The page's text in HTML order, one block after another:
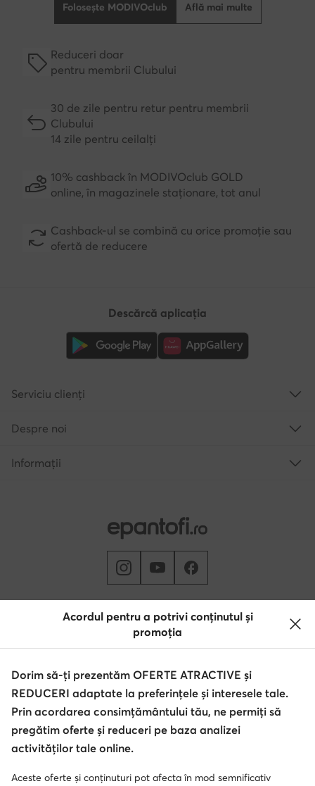
Folosește MODIVOclub Află mai multe
Reduceri doar
pentru membrii Clubului
30 de zile pentru retur pentru membrii
Clubului
14 zile pentru ceilalți
10% cashback în MODIVOclub GOLD
online, în magazinele staționare, tot anul
Cashback-ul se combină cu orice promoție sau
ofertă de reducere
Schimbă țara: Rumunia (RO)
Descărcă aplicația
Serviciu clienți
Despre noi
Informații
© epantofi.ro 2026
Regulament
Politica de confidențialitate
Protecția datelor
Acordul pentru a potrivi conținutul și
promoția
Dorim să-ți prezentăm OFERTE ATRACTIVE și
REDUCERI adaptate la preferințele și interesele tale.
Prin acordarea consimțământului tău, ne permiți să
pregătim oferte și reduceri pe baza analizei
activităților tale online.
Aceste oferte și conținuturi pot afecta în mod semnificativ